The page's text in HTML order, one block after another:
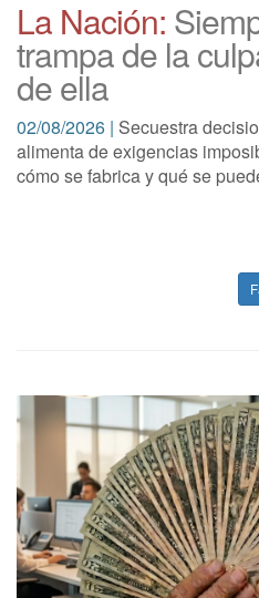
La Nación:
trampa de la
de ella
02/08/2026 | Secuestra
alimenta de exigencias
cómo se fabrica y qué se